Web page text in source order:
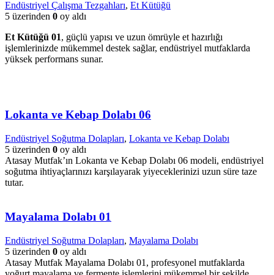
Endüstriyel Çalışma Tezgahları, Et Kütüğü
5 üzerinden 0 oy aldı
Et Kütüğü 01, güçlü yapısı ve uzun ömrüyle et hazırlığı
işlemlerinizde mükemmel destek sağlar, endüstriyel mutfaklarda
yüksek performans sunar.
Lokanta ve Kebap Dolabı 06
Endüstriyel Soğutma Dolapları, Lokanta ve Kebap Dolabı
5 üzerinden 0 oy aldı
Atasay Mutfak’ın Lokanta ve Kebap Dolabı 06 modeli, endüstriyel
soğutma ihtiyaçlarınızı karşılayarak yiyeceklerinizi uzun süre taze
tutar.
Mayalama Dolabı 01
Endüstriyel Soğutma Dolapları, Mayalama Dolabı
5 üzerinden 0 oy aldı
Atasay Mutfak Mayalama Dolabı 01, profesyonel mutfaklarda